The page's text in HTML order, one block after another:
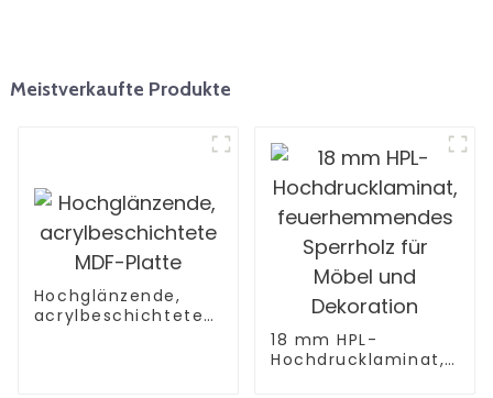
Meistverkaufte Produkte
Hochglänzende,
acrylbeschichtete
18 mm HPL-
Hochdrucklaminat,